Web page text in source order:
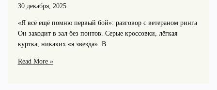
30 декабря, 2025
«Я всё ещё помню первый бой»: разговор с ветераном ринга
Он заходит в зал без понтов. Серые кроссовки, лёгкая
куртка, никаких «я звезда». В
Интервью
Read More »